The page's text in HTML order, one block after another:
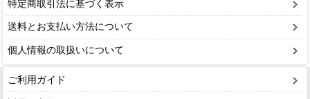
特定商取引法に基づく表示
送料とお支払い方法について
個人情報の取扱いについて
ご利用ガイド